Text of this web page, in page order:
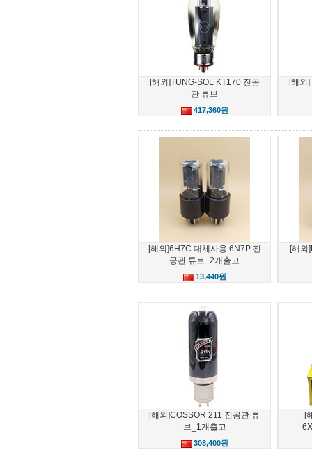
[해외]TUNG-SOL KT170 진공
관 튜브
417,360원
[해외
[해외]6H7C 대체사용 6N7P 진
공관 튜브_2개출고
13,440원
[해외
[해외]COSSOR 211 진공관 튜
브_1개출고
308,400원
[